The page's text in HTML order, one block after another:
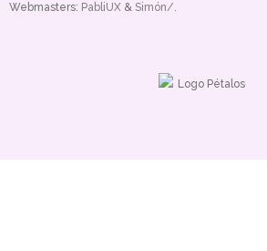
Webmasters: PabliUX & Simón/.